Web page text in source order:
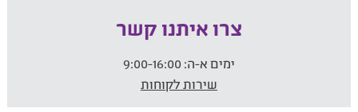
צרו איתנו קשר
ימים א-ה:
שירות לקוחות